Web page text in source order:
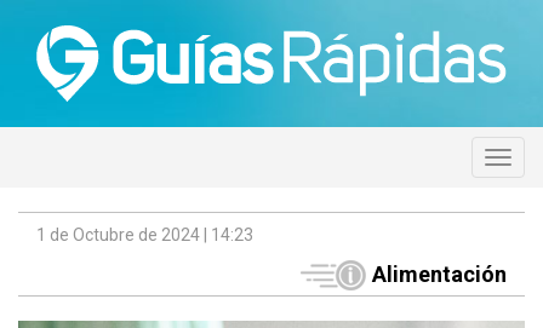
1 de Octubre de 2024 | 14:23
Alimentación